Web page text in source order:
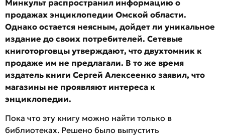
Минкульт распространил информацию о
продажах энциклопедии Омской области.
Однако остается неясным, дойдет ли уникальное
издание до своих потребителей. Сетевые
книготорговцы утверждают, что двухтомник к
продаже им не предлагали. В то же время
издатель книги Сергей Алексеенко заявил, что
магазины не проявляют интереса к
энциклопедии.
Пока что эту книгу можно найти только в
библиотеках. Решено было выпустить